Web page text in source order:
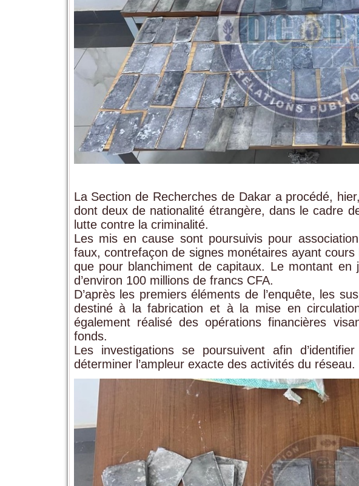
La Section de Recherches de Dakara procédé,
dont deux de nationalité étrangère, dans le cadre
lutte contre la criminalité.
Les mis en cause sont poursuivis pour
faux, contrefaçon de signes monétaires ayant
que pour blanchiment de capitaux. Le montant
d’environ 100 millions de francs CFA.
D’après les premiers éléments de l’enquête, les
destiné à la fabrication et à la mise en
également réalisé des opérations financières
fonds.
Les investigations se poursuivent afin
déterminer l’ampleur exacte des activités du réseau.